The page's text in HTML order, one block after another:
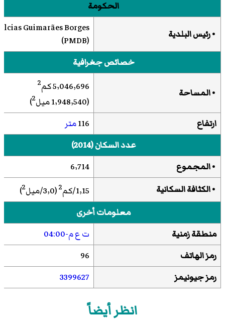
الحكومة
• رئيس البلدية
Elcias Guimarães Borges
(PMDB)
خصائص جغرافية
• المساحة 5٬046٫696 كم 2
(1٬948٫540 ميل 2
)
ارتفاع
116متر
عدد السكان (2014)
• المجموع
6٬714
•الكثافة السكانية 1٫15/كم 2(3٫0/ميل 2
)
معلومات أخرى
منطقة زمنية
ت ع م-04:00
رمز الهاتف
96
رمز جيونيمز
3399627
انظر أيضاً